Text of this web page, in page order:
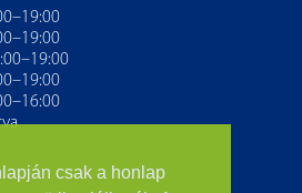
csak a honlap